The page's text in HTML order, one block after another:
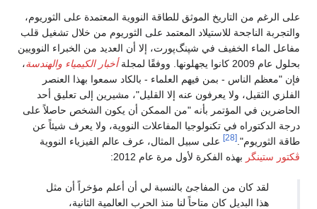
على الرغم من التاريخ الموثق للطاقة النووية المعتمدة على الثوريوم،
والتجربة الناجحة للاستيلاد المعتمد على الثوريوم من خلال تشغيل قلب
مفاعل الماء الخفيف في شپنگ‌پورت، إلا أن العديد من الخبراء النوويين
بحلول عام 2009 كانوا يجهلونها. ووفقًا لمجلة
أخبار الكيمياء والهندسة،
فإن "معظم الناس - بمن فيهم العلماء - بالكاد سمعوا بهذا العنصر
الفلزي الثقيل، ولا يعرفون عنه إلا القليل"، مشيرين إلى تعليق أحد
الحاضرين في المؤتمر بأنه "من الممكن أن يكون الشخص حاصلاً على
درجة الدكتوراه في تكنولوجيا المفاعلات النووية، ولا يعرف شيئاً عن
طاقة الثوريوم". [28]
على سبيل المثال، عرف عالم الفيزياء النووية
ڤكتور ستينگر بهذه الفكرة لأول مرة عام 2012:
لقد كان من المفاجئ بالنسبة لي أن أعلم مؤخراً أن مثل
هذا البديل كان متاحاً لنا منذ الحرب العالمية الثانية،